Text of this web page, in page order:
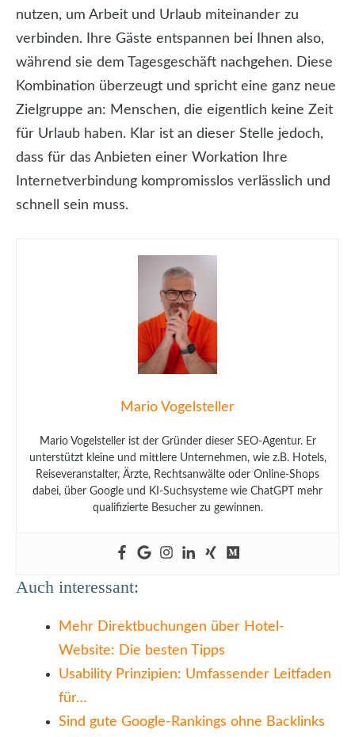
nutzen, um Arbeit und Urlaub miteinander zu
verbinden. Ihre Gäste entspannen bei Ihnen also,
während sie dem Tagesgeschäft nachgehen. Diese
Kombination überzeugt und spricht eine ganz neue
Zielgruppe an: Menschen, die eigentlich keine Zeit
für Urlaub haben. Klar ist an dieser Stelle jedoch,
dass für das Anbieten einer Workation Ihre
Internetverbindung kompromisslos verlässlich und
schnell sein muss.
Mario Vogelsteller
Mario Vogelsteller ist der Gründer dieser SEO-Agentur. Er
unterstützt kleine und mittlere Unternehmen, wie z.B. Hotels,
Reiseveranstalter, Ärzte, Rechtsanwälte oder Online-Shops
dabei, über Google und KI-Suchsysteme wie ChatGPT mehr
qualifizierte Besucher zu gewinnen.
Auch interessant:
Mehr Direktbuchungen über Hotel-
Website: Die besten Tipps
Usability Prinzipien: Umfassender Leitfaden
für…
Sind gute Google-Rankings ohne Backlinks